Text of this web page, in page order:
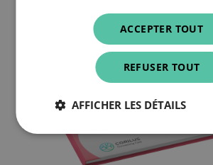
ACCEPTER TOUT
REFUSER TOUT
AFFICHER LES DÉTAILS